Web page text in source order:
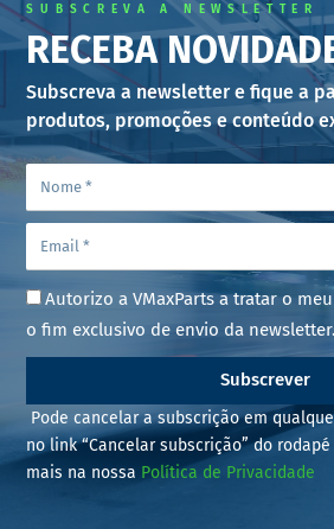
SUBSCREVA A NEWSLETTER
RECEBA
Subscreva a newsletter e fique a
produtos, promoções e conteúdo
Autorizo a VMaxParts a tratar o
o fim exclusivo de envio da
Subscrever
Pode cancelar a subscrição em
no link “Cancelar subscrição” do
mais na nossa Política de Privacidade